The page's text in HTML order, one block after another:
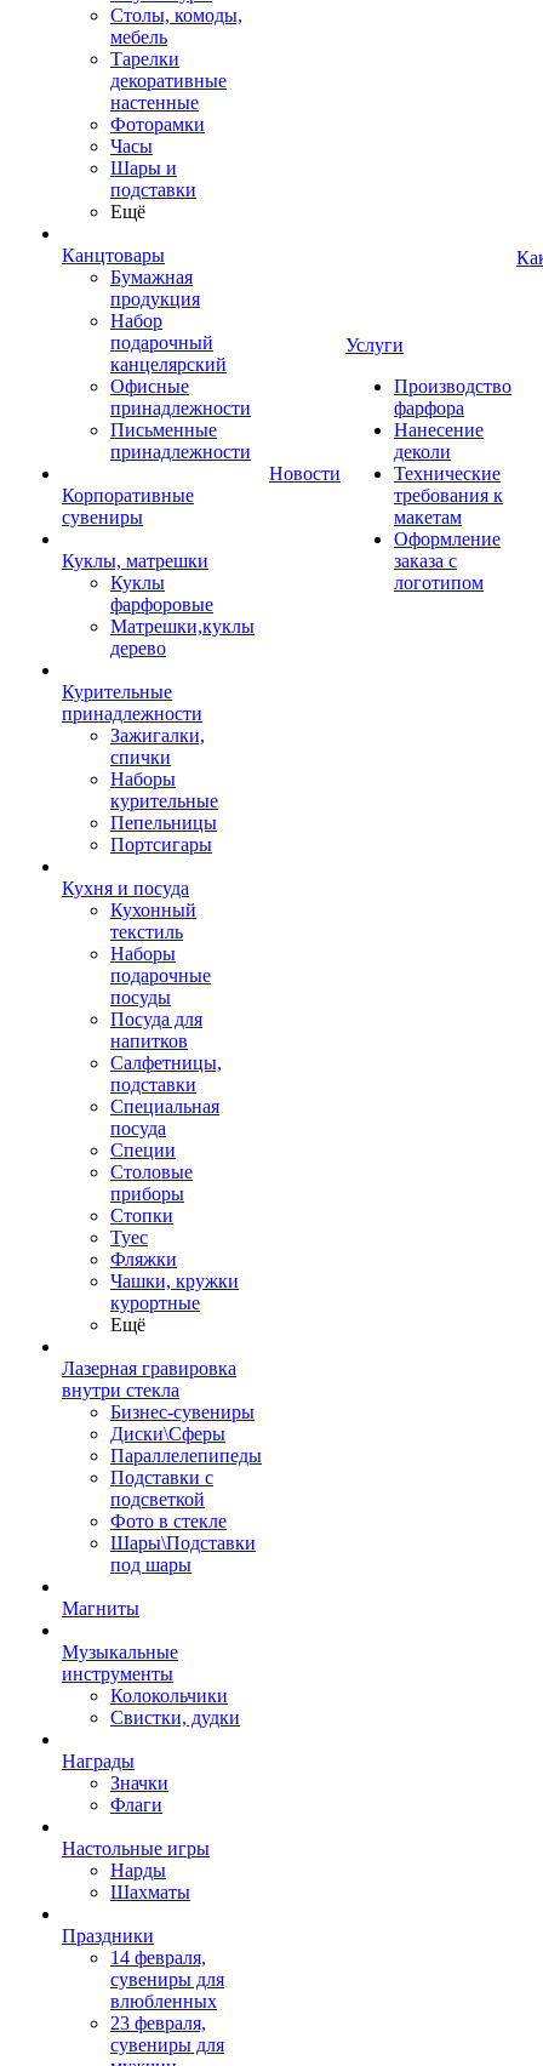
Столы, комоды,
мебель
Тарелки
декоративные
настенные
Фоторамки
Часы
Шары и
подставки
Ещё
Канцтовары
Бумажная
продукция
Набор
подарочный
канцелярский
Офисные
принадлежности
Письменные
принадлежности
Корпоративные
сувениры
Куклы, матрешки
Куклы
фарфоровые
Матрешки,куклы
дерево
Курительные
принадлежности
Зажигалки,
спички
Наборы
курительные
Пепельницы
Портсигары
Кухня и посуда
Кухонный
текстиль
Наборы
подарочные
посуды
Посуда для
напитков
Салфетницы,
подставки
Специальная
посуда
Специи
Столовые
приборы
Стопки
Туес
Фляжки
Чашки, кружки
курортные
Ещё
Лазерная гравировка
внутри стекла
Бизнес-сувениры
Диски\Сферы
Параллелепипеды
Подставки с
подсветкой
Фото в стекле
Шары\Подставки
под шары
Магниты
Музыкальные
инструменты
Колокольчики
Свистки, дудки
Награды
Значки
Флаги
Настольные игры
Нарды
Шахматы
Праздники
14 февраля,
сувениры для
влюбленных
23 февраля,
сувениры для
Новости
Услуги
Производство
фарфора
Нанесение
деколи
Технические
требования к
макетам
Оформление
заказа с
логотипом